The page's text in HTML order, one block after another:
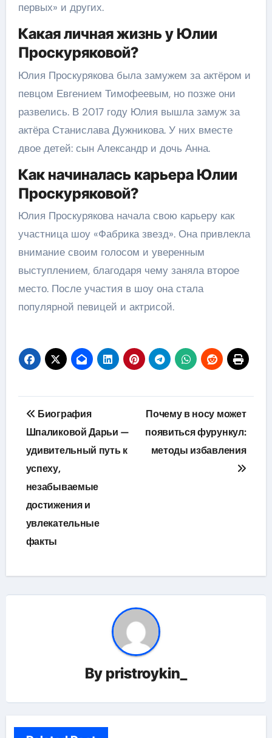
первых» и других.
Какая личная жизнь у Юлии
Проскуряковой?
Юлия Проскурякова была замужем за актёром и
певцом Евгением Тимофеевым, но позже они
развелись. В 2017 году Юлия вышла замуж за
актёра Станислава Дужникова. У них вместе
двое детей: сын Александр и дочь Анна.
Как начиналась карьера Юлии
Проскуряковой?
Юлия Проскурякова начала свою карьеру как
участница шоу «Фабрика звезд». Она привлекла
внимание своим голосом и уверенным
выступлением, благодаря чему заняла второе
место. После участия в шоу она стала
популярной певицей и актрисой.
Навигация
по
записям
Биография
Шпаликовой Дарьи —
удивительный путь к
успеху,
незабываемые
достижения и
увлекательные
факты
Почему в носу может
появиться фурункул:
методы избавления
By pristroykin_